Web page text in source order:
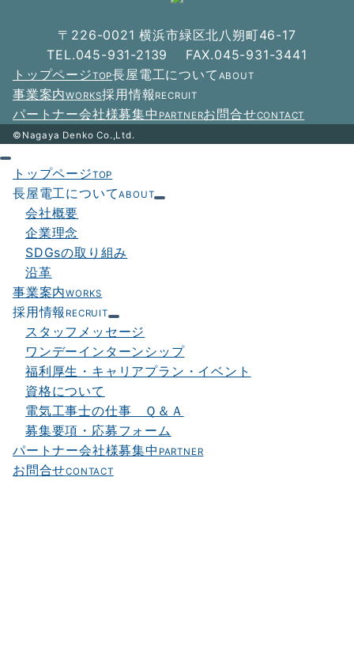
ョ
ン
〒226-0021 横浜市緑区北八朔町46-17
TEL.045-931-2139 FAX.045-931-3441
トップページTOP長屋電工について ABOUT
事業案内WORKS採用情報 RECRUIT
パートナー会社様募集中 PARTNERお問合せCONTACT
©Nagaya Denko Co.,Ltd.
トップページTOP
長屋電工についてABOUT
会社概要
企業理念
SDGsの取り組み
沿革
事業案内WORKS
採用情報 RECRUIT
スタッフメッセージ
ワンデーインターンシップ
福利厚生・キャリアプラン・イベント
資格について
電気工事士の仕事 Ｑ＆Ａ
募集要項・応募フォーム
パートナー会社様募集中 PARTNER
お問合せCONTACT